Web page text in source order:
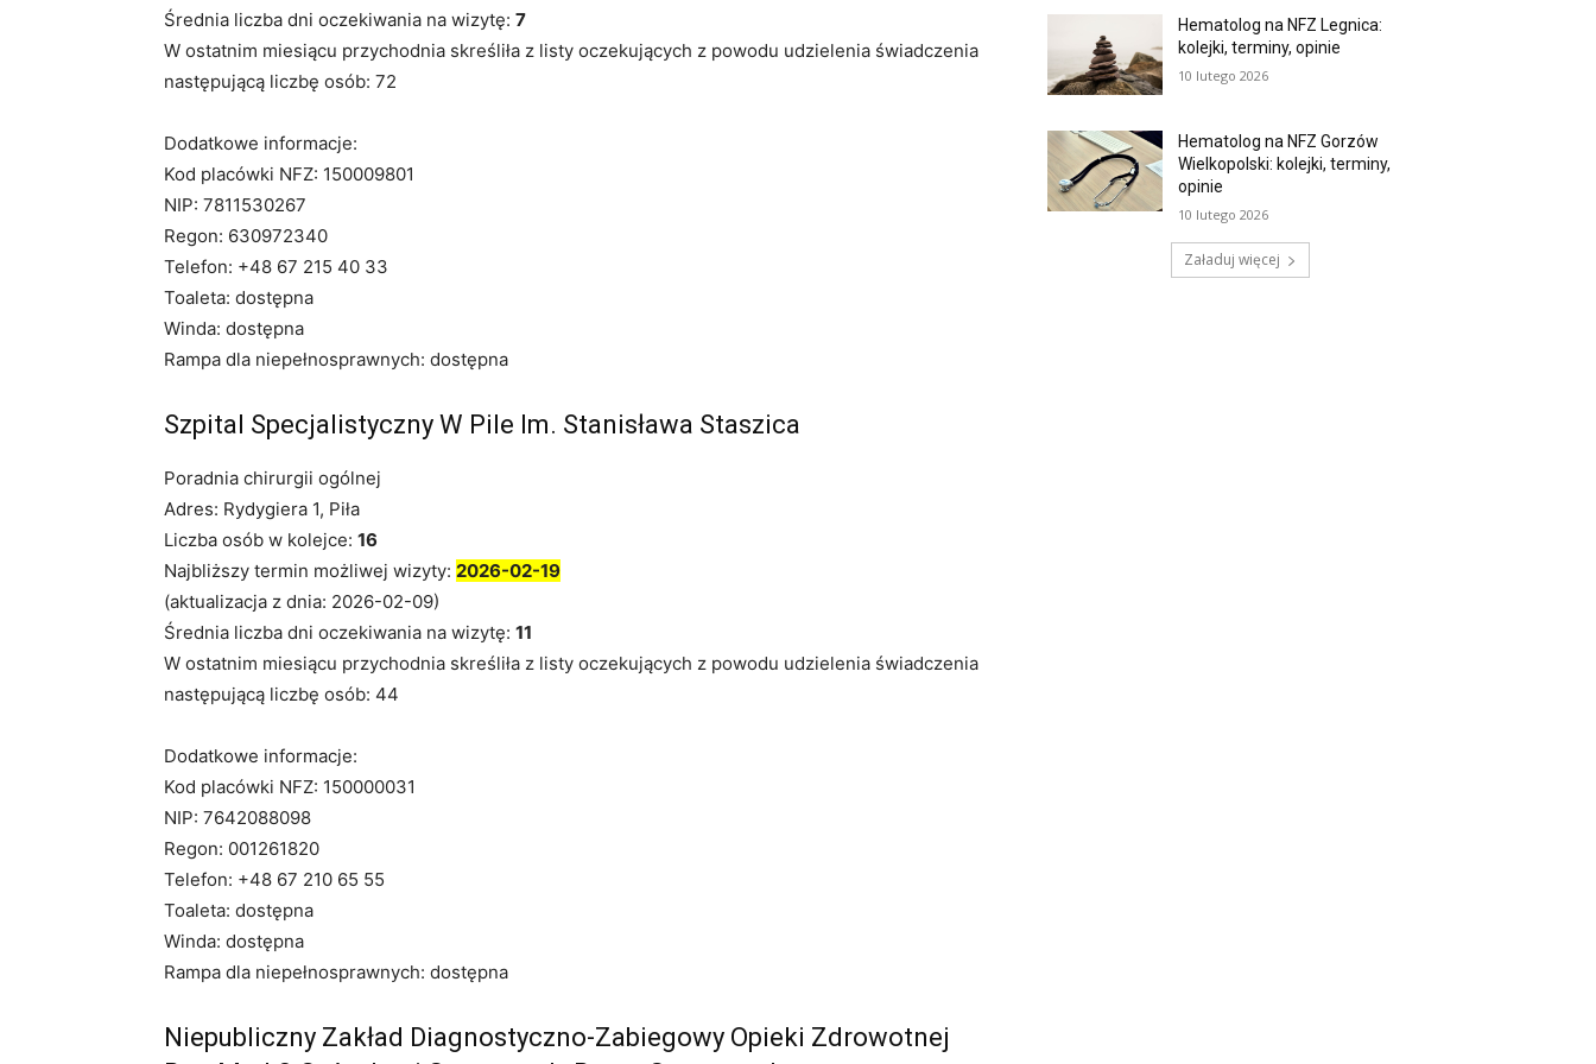
Średnia liczba dni oczekiwania na wizytę: 7
W ostatnim miesiącu przychodnia skreśliła z listy oczekujących z powodu udzielenia świadczenia
następującą liczbę osób: 72
Dodatkowe informacje:
Kod placówki NFZ: 150009801
NIP: 7811530267
Regon: 630972340
Telefon: +48 67 215 40 33
Toaleta: dostępna
Winda: dostępna
Rampa dla niepełnosprawnych: dostępna
Szpital Specjalistyczny W Pile Im. Stanisława Staszica
Poradnia chirurgii ogólnej
Adres: Rydygiera 1, Piła
Liczba osób w kolejce: 16
Najbliższy termin możliwej wizyty: 2026-02-19
(aktualizacja z dnia: 2026-02-09)
Średnia liczba dni oczekiwania na wizytę: 11
W ostatnim miesiącu przychodnia skreśliła z listy oczekujących z powodu udzielenia świadczenia
następującą liczbę osób: 44
Dodatkowe informacje:
Kod placówki NFZ: 150000031
NIP: 7642088098
Regon: 001261820
Telefon: +48 67 210 65 55
Toaleta: dostępna
Winda: dostępna
Rampa dla niepełnosprawnych: dostępna
Niepubliczny Zakład Diagnostyczno-Zabiegowy Opieki Zdrowotnej
Hematolog na NFZ Legnica:
kolejki, terminy, opinie
10 lutego 2026
Hematolog na NFZ Gorzów
Wielkopolski: kolejki, terminy,
opinie
10 lutego 2026
Załaduj więcej